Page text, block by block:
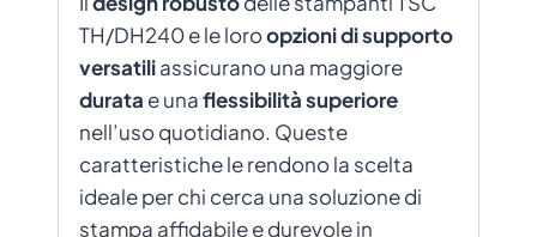
TH/DH240 e le loroopzioni di supporto
versatiliassicurano una maggiore
durata e unaflessibilità superiore
nell’uso quotidiano. Queste
caratteristiche le rendono la scelta
ideale per chi cerca una soluzione di
stampa affidabile e durevole in